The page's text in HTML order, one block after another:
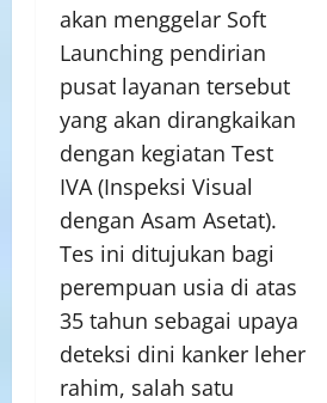
akan menggelar Soft
Launching pendirian
pusat layanan tersebut
yang akan dirangkaikan
dengan kegiatan Test
IVA (Inspeksi Visual
dengan Asam Asetat).
Tes ini ditujukan bagi
perempuan usia di atas
35 tahun sebagai upaya
deteksi dini kanker leher
rahim, salah satu